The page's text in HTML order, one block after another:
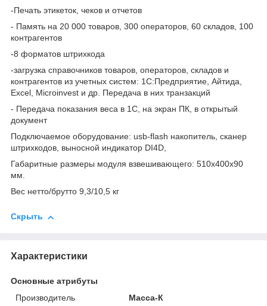
-Печать этикеток, чеков и отчетов
- Память на 20 000 товаров, 300 операторов, 60 складов, 100
контрагентов
-8 форматов штрихкода
-загрузка справочников товаров, операторов, складов и
контрагентов из учетных систем: 1С:Предприятие, Айтида,
Excel, Microinvest и др. Передача в них транзакций
- Передача показания веса в 1С, на экран ПК, в открытый
документ
Подключаемое оборудование: usb-flash накопитель, сканер
штрихкодов, выносной индикатор DI4D,
Габаритные размеры модуля взвешивающего: 510x400х90
мм.
Вес нетто/брутто 9,3/10,5 кг
Скрыть
Характеристики
Основные атрибуты
Производитель
Масса-К